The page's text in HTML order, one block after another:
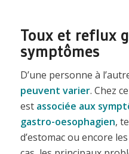
Toux et reflux
symptômes
D’une personne à
peuvent varier. Chez
est associée aux
gastro-oesophagien,
d’estomac ou encore